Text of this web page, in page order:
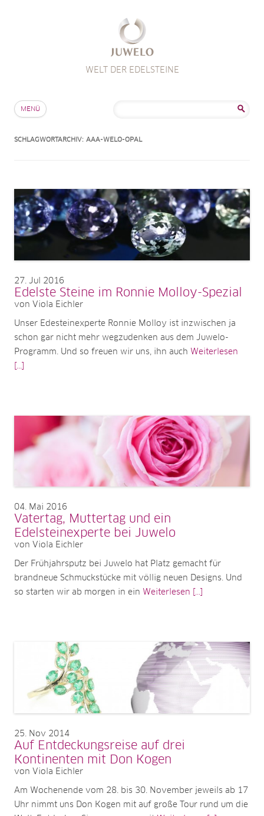
WELT DER EDELSTEINE
MENÜ
SCHLAGWORTARCHIV: AAA-WELO-OPAL
27 Jul 2016
Edelste Steine im Ronnie Molloy-Spezial
von Viola Eichler
Unser Edesteinexperte Ronnie Molloy ist inzwischen ja
schon gar nicht mehr wegzudenken aus dem Juwelo-
Programm. Und so freuen wir uns, ihn auch Weiterlesen
04 Mai 2016
Vatertag, Muttertag und ein
Edelsteinexperte bei Juwelo
von Viola Eichler
Der Frühjahrsputz bei Juwelo hat Platz gemacht für
brandneue Schmuckstücke mit völlig neuen Designs. Und
so starten wir ab morgen in ein Weiterlesen [...]
25 Nov 2014
Auf Entdeckungsreise auf drei
Kontinenten mit Don Kogen
von Viola Eichler
Am Wochenende vom 28. bis 30. November jeweils ab 17
Uhr nimmt uns Don Kogen mit auf große Tour rund um die